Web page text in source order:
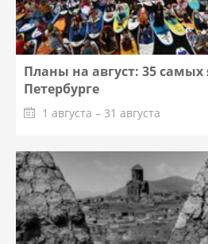
Планы на август: 35
Петербурге
1 августа – 31 августа